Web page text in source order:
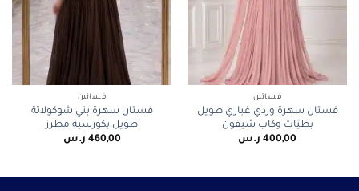
فساتين
فستان سهرة وردي غباري طويل
بطيّات وكاب شيفون
400,00 ر.س
فساتين
فستان سهرة بني شوكولاتة
طويل بكورسيه مطرز
460,00 ر.س